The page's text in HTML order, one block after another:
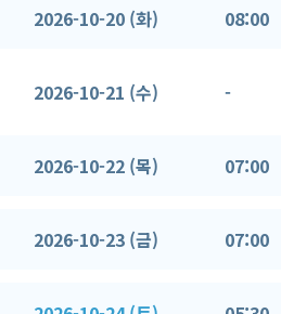
2026-10-20 (화) 08:00
2026-10-21 (수) -
2026-10-22 (목) 07:00
2026-10-23 (금) 07:00